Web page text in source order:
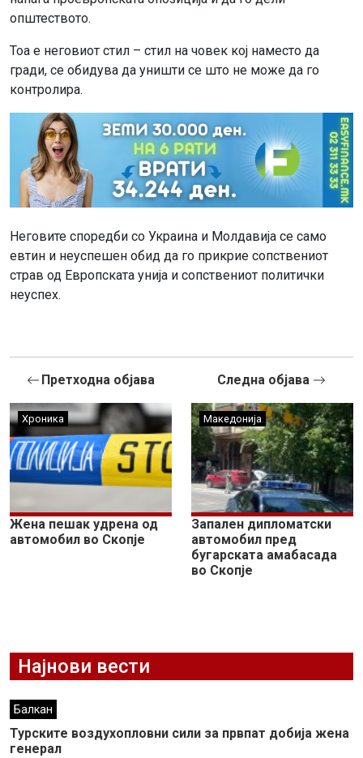
општеството.
Тоа е неговиот стил – стил на човек кој наместо да
гради, се обидува да уништи се што не може да го
контролира.
Неговите споредби со Украина и Молдавија се само
евтин и неуспешен обид да го прикрие сопствениот
страв од Европската унија и сопствениот политички
неуспех.
Претходна објава
Хроника
Жена пешак удрена од
автомобил во Скопје
Следна објава
Македонија
Запален дипломатски
автомобил пред
бугарската амабасада
во Скопје
Најнови вести
Балкан
Турските воздухопловни сили за првпат добија жена
генерал